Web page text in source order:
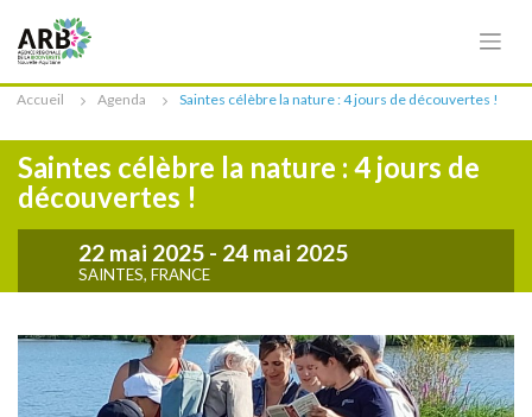
Accueil Agenda Saintes célèbre la nature : 4 jours de découvertes !
Saintes célèbre la nature : 4 jours de
découvertes !
22 mai 2025 - 24 mai 2025
SAINTES, FRANCE